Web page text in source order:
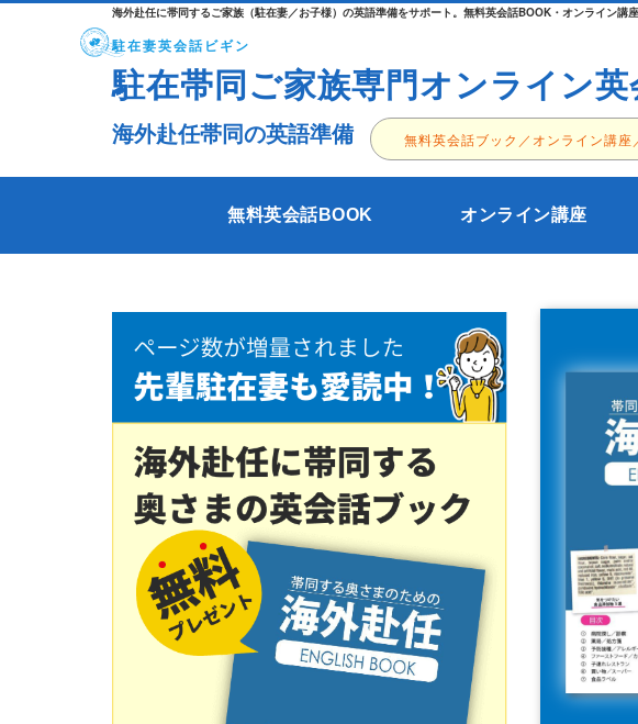
海外赴任に帯同するご家族（駐在妻／お子様）の英語準備をサポート。無料英会話BOOK・オンライン講
駐在妻英会話ビギン
駐在帯同ご家族専門オンライン
海外赴任帯同の英語準備 無料英会話ブック／オンライン講座
無料英会話BOOK オンライン講座